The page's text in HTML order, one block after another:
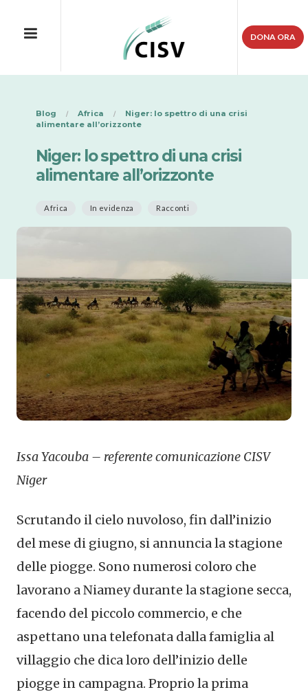
DONA ORA
Blog Africa
Niger: lo spettro di una crisi
alimentare all’orizzonte
Niger: lo spettro di una crisi
alimentare all’orizzonte
Africa In evidenza Racconti
Issa Yacouba – referente comunicazione CISV
Niger
Scrutando il cielo nuvoloso, fin dall’inizio
del mese di giugno, si annuncia la stagione
delle piogge. Sono numerosi coloro che
lavorano a Niamey durante la stagione secca,
facendo del piccolo commercio, e che
aspettano una telefonata dalla famiglia al
villaggio che dica loro dell’inizio delle
piogge in campagna. Proprio la prima